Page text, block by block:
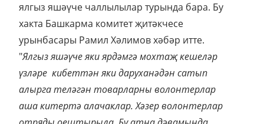
ялгыз яшәүче чаллылылар турында бара. Бу
хакта Башкарма комитет җитәкчесе
урынбасары Рамил Хәлимов хәбәр итте.
"Ялгыз яшәүче яки ярдәмгә мохтаҗ кешеләр
үзләре кибеттән яки даруханәдән сатып
алырга теләгән товарларны волонтерлар
аша китертә алачаклар. Хәзер волонтерлар